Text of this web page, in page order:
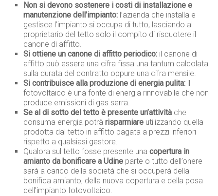
Non si devono sostenere i costi di installazione e
manutenzione dell’impianto: l’azienda che installa e
gestisce l’impianto si occupa di tutto, lasciando al
proprietario del tetto solo il compito di riscuotere il
canone di affitto.
Si ottiene un canone di affitto periodico: il canone di
affitto può essere una cifra fissa una tantum calcolata
sulla durata del contratto oppure una cifra mensile.
Si contribuisce alla produzione di energia pulita: il
fotovoltaico è una fonte di energia rinnovabile che non
produce emissioni di gas serra.
Se al di sotto del tetto è presente un’attività che
consuma energia potràrisparmiare utilizzando quella
prodotta dal tetto in affitto pagata a prezzi inferiori
rispetto a qualsiasi gestore.
Qualora sul tetto fosse presente unacopertura in
amianto da bonificare a Udine parte o tutto dell’onere
sarà a carico della società che si occuperà della
bonifica amianto, della nuova copertura e della posa
dell’impianto fotovoltaico.